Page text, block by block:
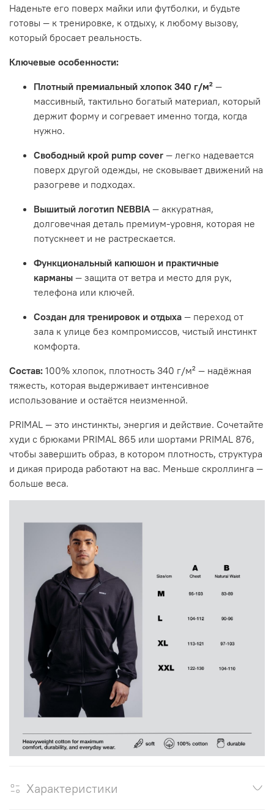
Наденьте его поверх майки или футболки, и будьте
готовы — к тренировке, к отдыху, к любому вызову,
который бросает реальность.
Ключевые особенности:
Плотный премиальный хлопок 340 г/м² —
массивный, тактильно богатый материал, который
держит форму и согревает именно тогда, когда
нужно.
Свободный крой pump cover — легко надевается
поверх другой одежды, не сковывает движений на
разогреве и подходах.
Вышитый логотип NEBBIA — аккуратная,
долговечная деталь премиум-уровня, которая не
потускнеет и не растрескается.
Функциональный капюшон и практичные
карманы — защита от ветра и место для рук,
телефона или ключей.
Создан для тренировок и отдыха — переход от
зала к улице без компромиссов, чистый инстинкт
комфорта.
Состав: 100% хлопок, плотность 340 г/м² — надёжная
тяжесть, которая выдерживает интенсивное
использование и остаётся неизменной.
PRIMAL — это инстинкты, энергия и действие. Сочетайте
худи с брюками PRIMAL 865 или шортами PRIMAL 876,
чтобы завершить образ, в котором плотность, структура
и дикая природа работают на вас. Меньше скроллинга —
больше веса.
Характеристики